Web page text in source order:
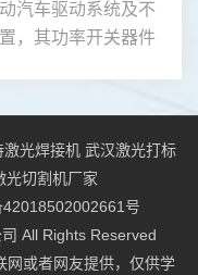
汽车驱动系统及不
，其功率开关器件
激光焊接机 武汉激光打标
光切割机厂家
号
All Rights Reserved
网或者网友提供，仅供学